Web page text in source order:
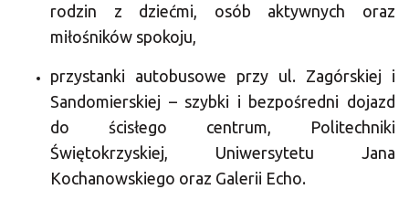
rodzin z dziećmi, osób aktywnych oraz
miłośników spokoju,
przystanki autobusowe przy ul. Zagórskiej i
Sandomierskiej – szybki i bezpośredni dojazd
do ścisłego centrum, Politechniki
Świętokrzyskiej, Uniwersytetu Jana
Kochanowskiego oraz Galerii Echo.